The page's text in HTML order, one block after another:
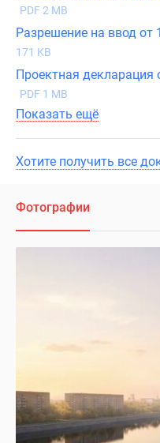
PDF 2 MB
Разрешение на ввод от
171 KB
Проектная декларация
PDF 1 MB
Показать ещё
Хотите получить все
Фотографии